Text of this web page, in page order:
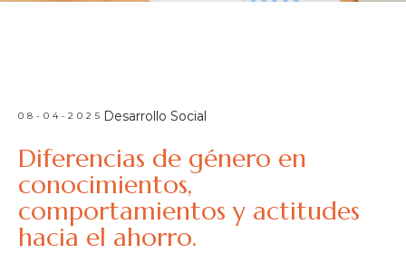
08-04-2025 Desarrollo Social
Diferencias de género en
conocimientos,
comportamientos y actitudes
hacia el ahorro.